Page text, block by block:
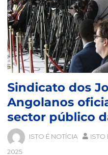
Sindicato dos
Angolanos
sector público
ISTO É NOTÍCIA ISTO
2025